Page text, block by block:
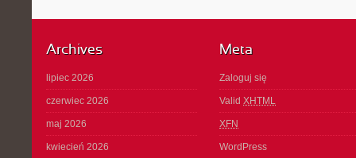
Archives
lipiec 2026
czerwiec 2026
maj 2026
kwiecień 2026
Meta
Zaloguj się
Valid XHTML
XFN
WordPress